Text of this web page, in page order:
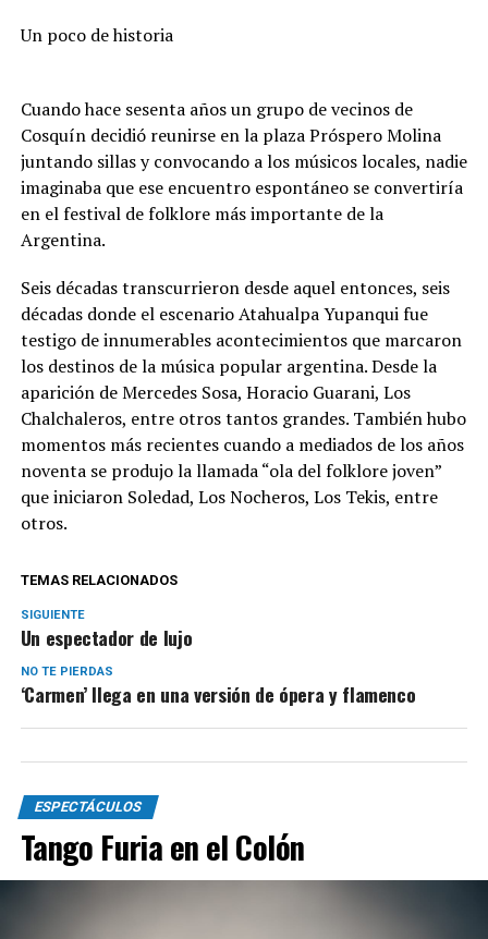
Un poco de historia
Cuando hace sesenta años un grupo de vecinos de
Cosquín decidió reunirse en la plaza Próspero Molina
juntando sillas y convocando a los músicos locales, nadie
imaginaba que ese encuentro espontáneo se convertiría
en el festival de folklore más importante de la
Argentina.
Seis décadas transcurrieron desde aquel entonces, seis
décadas donde el escenario Atahualpa Yupanqui fue
testigo de innumerables acontecimientos que marcaron
los destinos de la música popular argentina. Desde la
aparición de Mercedes Sosa, Horacio Guarani, Los
Chalchaleros, entre otros tantos grandes. También hubo
momentos más recientes cuando a mediados de los años
noventa se produjo la llamada “ola del folklore joven”
que iniciaron Soledad, Los Nocheros, Los Tekis, entre
otros.
TEMAS RELACIONADOS
SIGUIENTE
Un espectador de lujo
NO TE PIERDAS
‘Carmen’ llega en una versión de ópera y flamenco
ESPECTÁCULOS
Tango Furia en el Colón